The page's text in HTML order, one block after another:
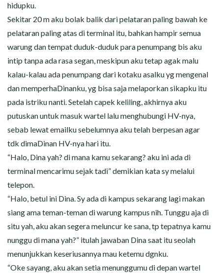
hidupku.
Sekitar 20 m aku bolak balik dari pelataran paling bawah ke
pelataran paling atas di terminal itu, bahkan hampir semua
warung dan tempat duduk-duduk para penumpang bis aku
intip tanpa ada rasa segan, meskipun aku tetap agak malu
kalau-kalau ada penumpang dari kotaku asalku yg mengenal
dan memperhaDinanku, yg bisa saja melaporkan sikapku itu
pada istriku nanti. Setelah capek keliling, akhirnya aku
putuskan untuk masuk wartel lalu menghubungi HV-nya,
sebab lewat emailku sebelumnya aku telah berpesan agar
tdk dimaDinan HV-nya hari itu.
“Halo, Dina yah? di mana kamu sekarang? aku ini ada di
terminal mencarimu sejak tadi” demikian kata sy melalui
telepon.
“Halo, betul ini Dina. Sy ada di kampus sekarang lagi makan
siang ama teman-teman di warung kampus nih. Tunggu aja di
situ yah, aku akan segera meluncur ke sana, tp tepatnya kamu
nunggu di mana yah?” itulah jawaban Dina saat itu seolah
menunjukkan keseriusannya mau ketemu dgnku.
“Oke sayang, aku akan setia menunggumu di depan wartel